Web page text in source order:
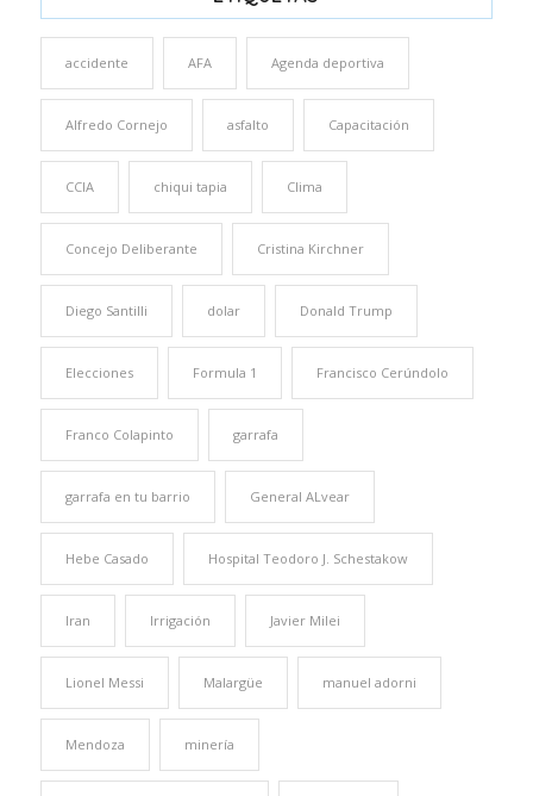
accidente AFA Agenda deportiva
Alfredo Cornejo asfalto Capacitación
CCIA chiqui tapia Clima
Concejo Deliberante Cristina Kirchner
Diego Santilli dolar Donald Trump
Elecciones Formula 1 Francisco Cerúndolo
Franco Colapinto garrafa
garrafa en tu barrio General ALvear
Hebe Casado Hospital Teodoro J. Schestakow
Iran Irrigación Javier Milei
Lionel Messi Malargüe manuel adorni
Mendoza minería